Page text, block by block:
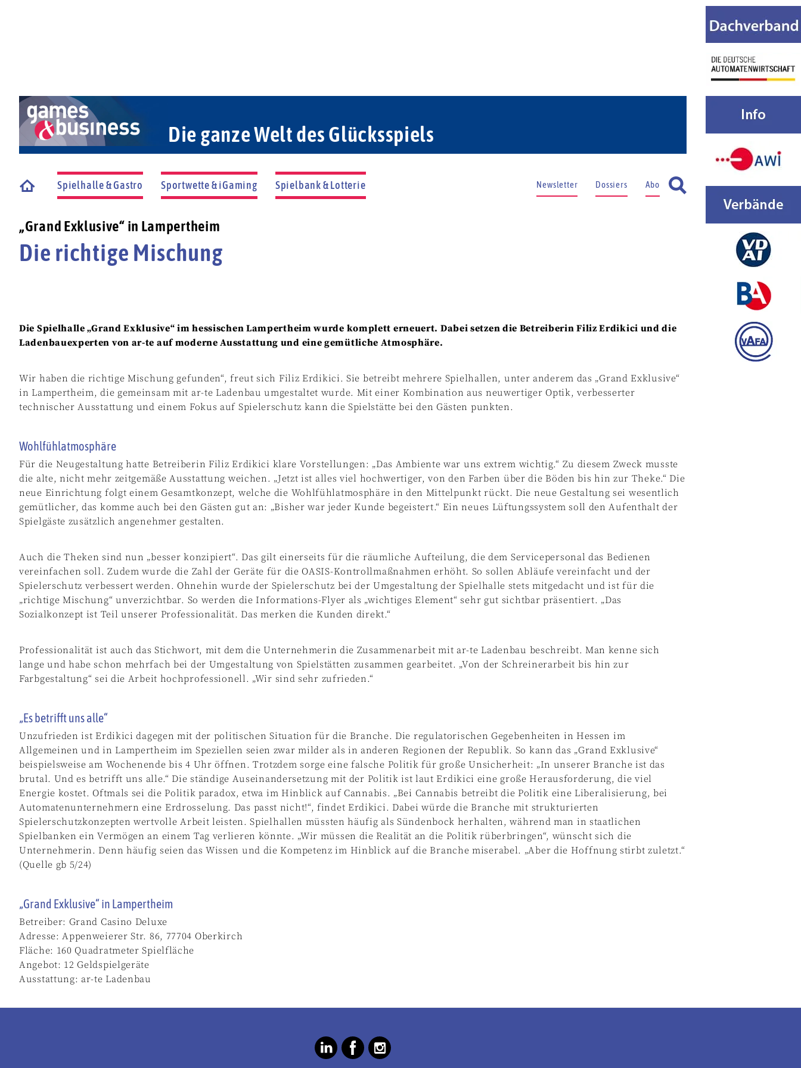
Die ganze Welt des Glücksspiels
Spielhalle & Gastro Sportwette & iGaming Spielbank & Lotterie Newsletter Dossiers Abo
„Grand Exklusive“ in Lampertheim
Die richtige Mischung
Die Spielhalle „Grand Exklusive“ im hessischen Lampertheim wurde komplett erneuert. Dabei setzen die Betreiberin Filiz Erdikici und die
Ladenbauexperten von ar-te auf moderne Ausstattung und eine gemütliche Atmosphäre.
Wir haben die richtige Mischung gefunden“, freut sich Filiz Erdikici. Sie betreibt mehrere Spielhallen, unter anderem das „Grand Exklusive“
in Lampertheim, die gemeinsam mit ar-te Ladenbau umgestaltet wurde. Mit einer Kombination aus neuwertiger Optik, verbesserter
technischer Ausstattung und einem Fokus auf Spielerschutz kann die Spielstätte bei den Gästen punkten.
Wohlfühlatmosphäre
Für die Neugestaltung hatte Betreiberin Filiz Erdikici klare Vorstellungen: „Das Ambiente war uns extrem wichtig.“ Zu diesem Zweck musste
die alte, nicht mehr zeitgemäße Ausstattung weichen. „Jetzt ist alles viel hochwertiger, von den Farben über die Böden bis hin zur Theke.“ Die
neue Einrichtung folgt einem Gesamtkonzept, welche die Wohlfühlatmosphäre in den Mittelpunkt rückt. Die neue Gestaltung sei wesentlich
gemütlicher, das komme auch bei den Gästen gut an: „Bisher war jeder Kunde begeistert.“ Ein neues Lüftungssystem soll den Aufenthalt der
Spielgäste zusätzlich angenehmer gestalten.
Auch die Theken sind nun „besser konzipiert“. Das gilt einerseits für die räumliche Aufteilung, die dem Servicepersonal das Bedienen
vereinfachen soll. Zudem wurde die Zahl der Geräte für die OASIS-Kontrollmaßnahmen erhöht. So sollen Abläufe vereinfacht und der
Spielerschutz verbessert werden. Ohnehin wurde der Spielerschutz bei der Umgestaltung der Spielhalle stets mitgedacht und ist für die
„richtige Mischung“ unverzichtbar. So werden die Informations-Flyer als „wichtiges Element“ sehr gut sichtbar präsentiert. „Das
Sozialkonzept ist Teil unserer Professionalität. Das merken die Kunden direkt.“
Professionalität ist auch das Stichwort, mit dem die Unternehmerin die Zusammenarbeit mit ar-te Ladenbau beschreibt. Man kenne sich
lange und habe schon mehrfach bei der Umgestaltung von Spielstätten zusammen gearbeitet. „Von der Schreinerarbeit bis hin zur
Farbgestaltung“ sei die Arbeit hochprofessionell. „Wir sind sehr zufrieden.“
„Es betrifft uns alle“
Unzufrieden ist Erdikici dagegen mit der politischen Situation für die Branche. Die regulatorischen Gegebenheiten in Hessen im
Allgemeinen und in Lampertheim im Speziellen seien zwar milder als in anderen Regionen der Republik. So kann das „Grand Exklusive“
beispielsweise am Wochenende bis 4 Uhr öffnen. Trotzdem sorge eine falsche Politik für große Unsicherheit: „In unserer Branche ist das
brutal. Und es betrifft uns alle.“ Die ständige Auseinandersetzung mit der Politik ist laut Erdikici eine große Herausforderung, die viel
Energie kostet. Oftmals sei die Politik paradox, etwa im Hinblick auf Cannabis. „Bei Cannabis betreibt die Politik eine Liberalisierung, bei
Automatenunternehmern eine Erdrosselung. Das passt nicht!“, findet Erdikici. Dabei würde die Branche mit strukturierten
Spielerschutzkonzepten wertvolle Arbeit leisten. Spielhallen müssten häufig als Sündenbock herhalten, während man in staatlichen
Spielbanken ein Vermögen an einem Tag verlieren könnte. „Wir müssen die Realität an die Politik rüberbringen“, wünscht sich die
Unternehmerin. Denn häufig seien das Wissen und die Kompetenz im Hinblick auf die Branche miserabel. „Aber die Hoffnung stirbt zuletzt.“
(Quelle gb 5/24)
„Grand Exklusive“ in Lampertheim
Betreiber: Grand Casino Deluxe
Adresse: Appenweierer Str. 86, 77704 Oberkirch
Fläche: 160 Quadratmeter Spielfläche
Angebot: 12 Geldspielgeräte
Ausstattung: ar-te Ladenbau